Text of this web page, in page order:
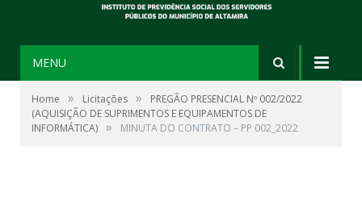
MENU
Home » Licitações »
PREGÃO PRESENCIAL Nº 002/2022
(AQUISIÇÃO DE SUPRIMENTOS E EQUIPAMENTOS DE
INFORMÁTICA) » MINUTA DO CONTRATO – PP 002_2022